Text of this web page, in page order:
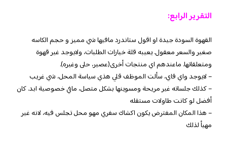
التقرير الرابع:
القهوة السودة جيدة او اقول ستاندرد مافيها شي مميز و حجم الكاسه
صغير والسعر معقول. يعيبه قلة خيارات الطلبات، ولايوجد غير قهوة
ومتعلقاتها. ماعندهم اي منتجات أخرى(عصير، حلى وغيره).
– لايوجد واي فاي، سألت الموظف قلي هذي سياسة المحل، شي غريب
– كذلك جلساته غير مريحة ومسوينها بشكل متصل، مافي خصوصية ابد. كان
أفضل لو كانت طاولات مستقله
– هذا المكان المفترض يكون اكشاك سفري مهو محل تجلس فيه، لانه غير
مهيأ لذلك